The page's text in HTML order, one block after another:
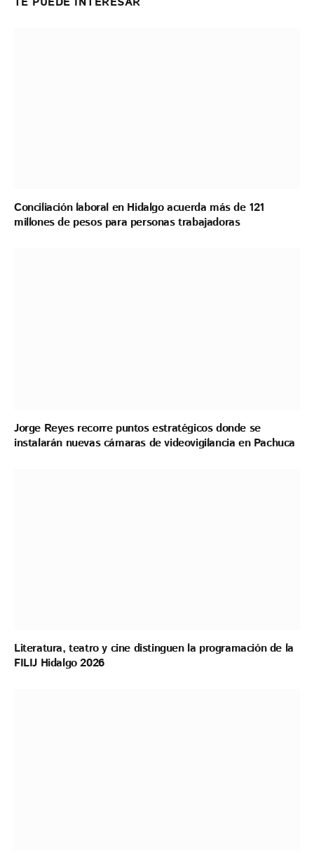
Conciliación laboral en Hidalgo acuerda más de 121
millones de pesos para personas trabajadoras
Jorge Reyes recorre puntos estratégicos donde se
instalarán nuevas cámaras de videovigilancia en Pachuca
Literatura, teatro y cine distinguen la programación de la
FILIJ Hidalgo 2026